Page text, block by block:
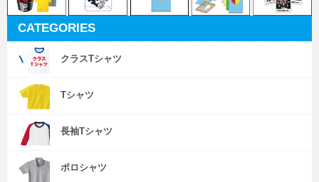
CATEGORIES
クラスTシャツ
Tシャツ
長袖Tシャツ
ポロシャツ